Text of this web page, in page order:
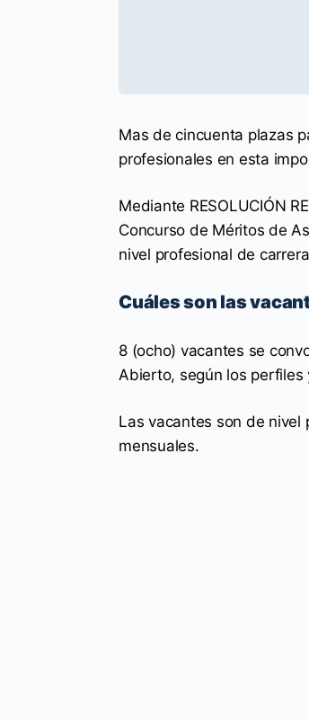
Mas de cincuenta plazas
profesionales en esta
Mediante RESOLUCIÓN
Concurso de Méritos de
nivel profesional de
Cuáles son las
8 (ocho) vacantes se
Abierto, según los perfiles
Las vacantes son de nivel
mensuales.